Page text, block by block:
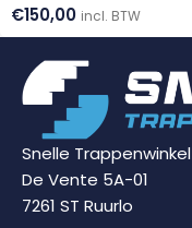
€150,00 incl. BTW
Snelle Trappenwinkel
De Vente 5A-01
7261 ST Ruurlo